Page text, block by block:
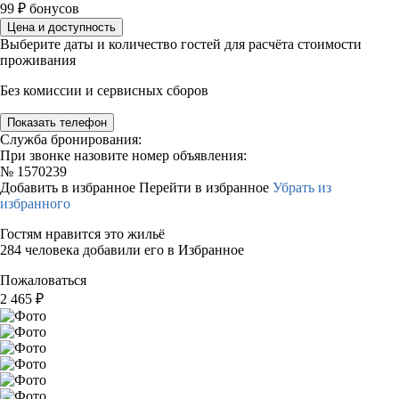
99 ₽ бонусов
Цена и доступность
Выберите даты и количество гостей для расчёта стоимости
проживания
Без комиссии и сервисных сборов
Показать телефон
Служба бронирования:
При звонке назовите номер объявления:
№ 1570239
Добавить в избранное Перейти в избранное Убрать из
избранного
Гостям нравится это жильё
284 человека добавили его в Избранное
Пожаловаться
2 465 ₽